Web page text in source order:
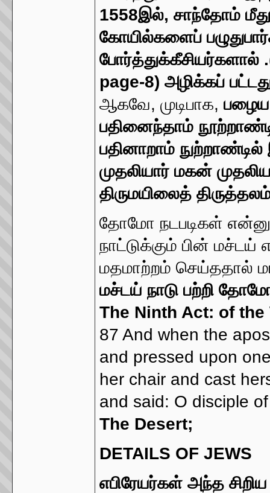
1558இல், சாந்தோம் மீது
கோயில்களைப்
போர்த்துக்கீசியர்களால்
page-8) அழிக்கப்
ஆகவே, முடிபாக, பழைய
பதினைந்தாம்
பதினாறாம்
முதலியார் மகன்
திருமயிலைத்
தோமோ நடபடிகள்
நாட்டுக்கும் பின்
மதமாற்றம் செய்ததால்
மச்டய் நாடு பற்றி
The Ninth Act: of
87 And when the
and pressed upon
her chair and cast
and said: O disciple
The Desert;
DETAILS OF JEWS
எபிரேயர்கள் அந்த